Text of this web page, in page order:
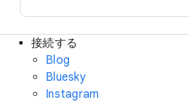
接続する
Blog
Bluesky
Instagram